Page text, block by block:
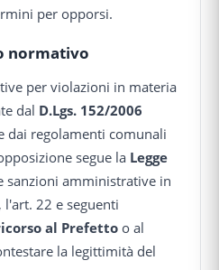
per opporsi.
normativo
per violazioni in materia
dal D.Lgs. 152/2006
dai regolamenti comunali
segue la Legge
sanzioni amministrative in
l'art. 22 e seguenti
al Prefetto o al
la legittimità del